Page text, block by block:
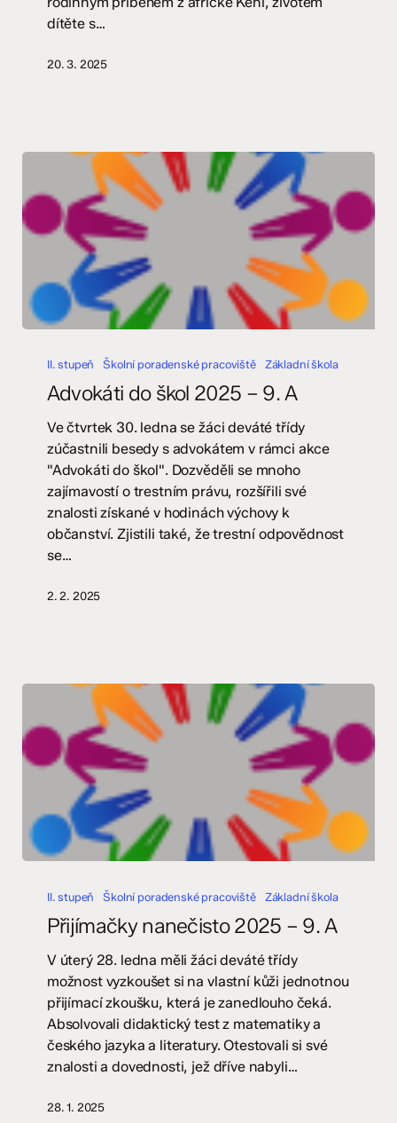
dítěte s…
20. 3. 2025
2025
II. stupeň Školní poradenské pracoviště Základní škola
Advokáti do škol 2025 – 9. A
Ve čtvrtek 30. ledna se žáci deváté třídy
zúčastnili besedy s advokátem v rámci akce
"Advokáti do škol". Dozvěděli se mnoho
zajímavostí o trestním právu, rozšířili své
znalosti získané v hodinách výchovy k
občanství. Zjistili také, že trestní odpovědnost
se…
2. 2. 2025
nanečisto
II. stupeň Školní poradenské pracoviště Základní škola
Přijímačky nanečisto 2025 – 9. A
V úterý 28. ledna měli žáci deváté třídy
možnost vyzkoušet si na vlastní kůži jednotnou
přijímací zkoušku, která je zanedlouho čeká.
Absolvovali didaktický test z matematiky a
českého jazyka a literatury. Otestovali si své
znalosti a dovednosti, jež dříve nabyli…
28. 1. 2025